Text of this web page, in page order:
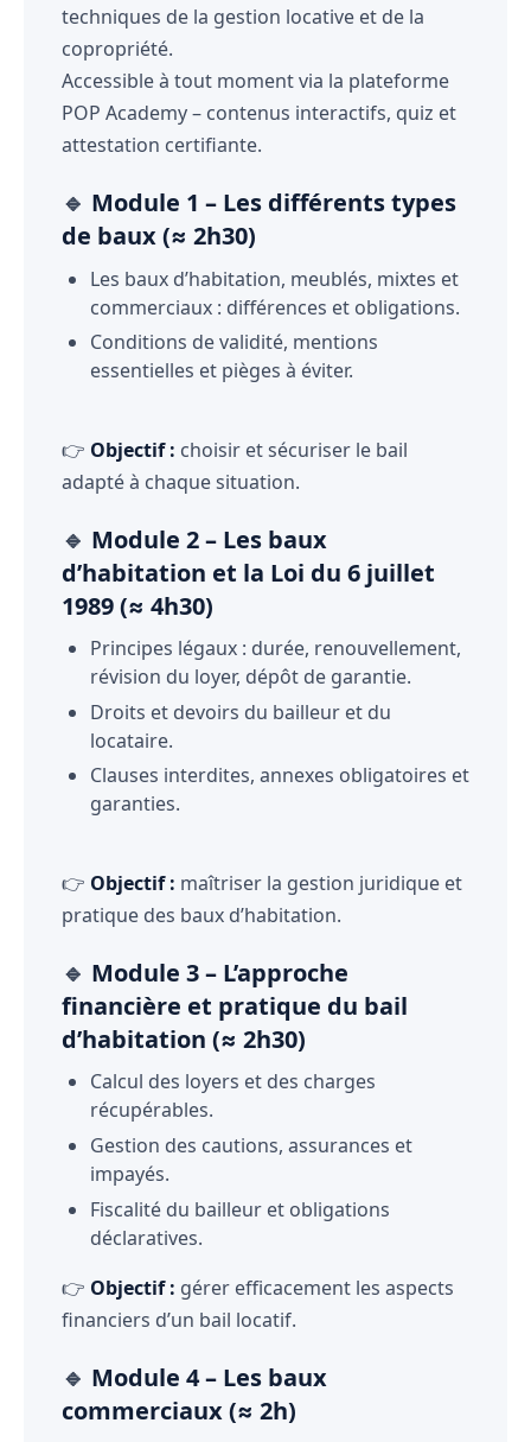
techniques de la gestion locative et de la
copropriété.
Accessible à tout moment via la plateforme
POP Academy – contenus interactifs, quiz et
attestation certifiante.
🔹 Module 1 – Les différents types
de baux (≈ 2h30)
Les baux d’habitation, meublés, mixtes et
commerciaux : différences et obligations.
Conditions de validité, mentions
essentielles et pièges à éviter.
👉 Objectif : choisir et sécuriser le bail
adapté à chaque situation.
🔹 Module 2 – Les baux
d’habitation et la Loi du 6 juillet
1989 (≈ 4h30)
Principes légaux : durée, renouvellement,
révision du loyer, dépôt de garantie.
Droits et devoirs du bailleur et du
locataire.
Clauses interdites, annexes obligatoires et
garanties.
👉 Objectif : maîtriser la gestion juridique et
pratique des baux d’habitation.
🔹 Module 3 – L’approche
financière et pratique du bail
d’habitation (≈ 2h30)
Calcul des loyers et des charges
récupérables.
Gestion des cautions, assurances et
impayés.
Fiscalité du bailleur et obligations
déclaratives.
👉 Objectif : gérer efficacement les aspects
financiers d’un bail locatif.
🔹 Module 4 – Les baux
commerciaux (≈ 2h)